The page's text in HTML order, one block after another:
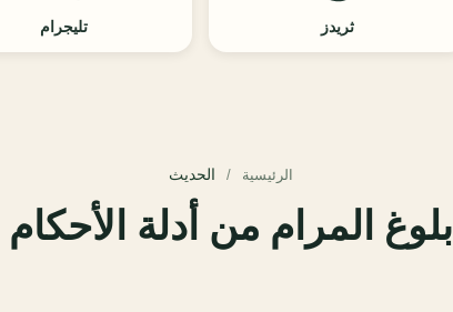
ثريدز تليجرام
الرئيسية الحديث
بلوغ المرام من أدلة الأحكام